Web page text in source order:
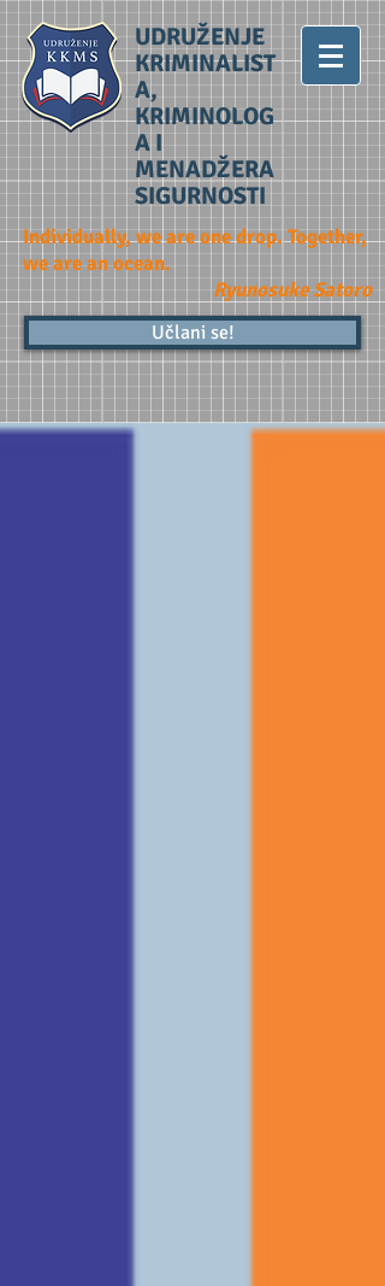
UDRUŽENJE
KRIMINALIST
A,
KRIMINOLOG
A I
MENADŽERA
SIGURNOSTI
Individually, we are one drop. Together,
we are an ocean.
Ryunosuke Satoro
Učlani se!